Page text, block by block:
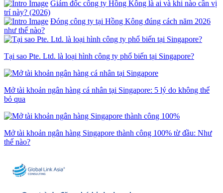
Giám đốc công ty Hồng Kông là ai và khi nào cần vị
trí này? (2026)
Đóng công ty tại Hồng Kông đúng cách năm 2026
như thế nào?
Tại sao Pte. Ltd. là loại hình công ty phổ biến tại Singapore?
Mở tài khoản ngân hàng cá nhân tại Singapore: 5 lý do không thể
bỏ qua
Mở tài khoản ngân hàng Singapore thành công 100% từ đầu: Như
thế nào?